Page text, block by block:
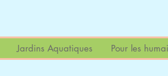
Jardins Aquatiques Pour les